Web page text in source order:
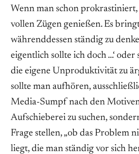
Wenn man schon prokrastiniert,
vollen Zügen genießen. Es
währenddessen ständig zu
eigentlich sollte ich doch …‘
die eigene Unproduktivität zu
sollte man aufhören,
Media-Sumpf nach den
Aufschieberei zu suchen,
Frage stellen, „ob das Problem
liegt, die man ständig vor sich